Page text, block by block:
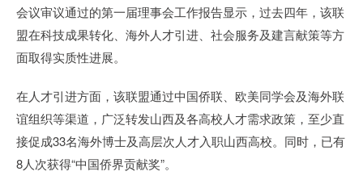
会议审议通过的第一届理事会工作报告显示，过去四年，该联
盟在科技成果转化、海外人才引进、社会服务及建言献策等方
面取得实质性进展。
在人才引进方面，该联盟通过中国侨联、欧美同学会及海外联
谊组织等渠道，广泛转发山西及各高校人才需求政策，至少直
接促成33名海外博士及高层次人才入职山西高校。同时，已有
8人次获得“中国侨界贡献奖”。